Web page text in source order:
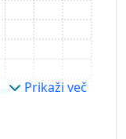
Prikaži več